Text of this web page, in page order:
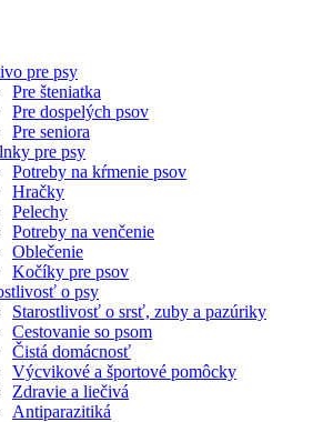
pre psy
Pre šteniatka
Pre dospelých psov
Pre seniora
pre psy
Potreby na kŕmenie psov
Hračky
Pelechy
Potreby na venčenie
Oblečenie
Kočíky pre psov
o psy
Starostlivosť o srsť, zuby a pazúriky
Cestovanie so psom
Čistá domácnosť
Výcvikové a športové pomôcky
Zdravie a liečivá
Antiparazitiká